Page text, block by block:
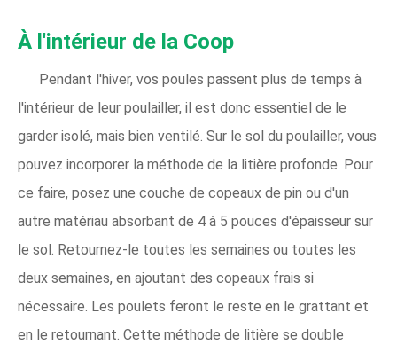
À l'intérieur de la Coop
Pendant l'hiver, vos poules passent plus de temps à
l'intérieur de leur poulailler, il est donc essentiel de le
garder isolé, mais bien ventilé. Sur le sol du poulailler, vous
pouvez incorporer la méthode de la litière profonde. Pour
ce faire, posez une couche de copeaux de pin ou d'un
autre matériau absorbant de 4 à 5 pouces d'épaisseur sur
le sol. Retournez-le toutes les semaines ou toutes les
deux semaines, en ajoutant des copeaux frais si
nécessaire. Les poulets feront le reste en le grattant et
en le retournant. Cette méthode de litière se double